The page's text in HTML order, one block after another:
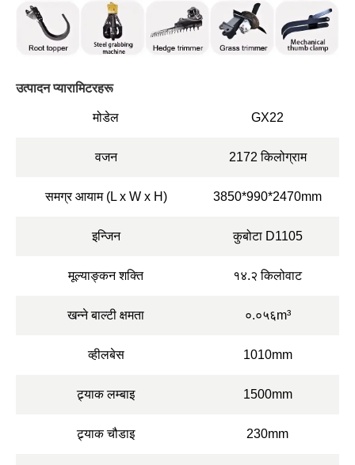
उत्पादन प्यारामिटरहरू
मोडेल GX22
वजन 2172 किलोग्राम
समग्र आयाम (L x W x H) 3850*990*2470mm
इन्जिन कुबोटा D1105
मूल्याङ्कन शक्ति १४.२ किलोवाट
खन्ने बाल्टी क्षमता ०.०५६m³
व्हीलबेस 1010mm
ट्र्याक लम्बाइ 1500mm
ट्र्याक चौडाइ 230mm